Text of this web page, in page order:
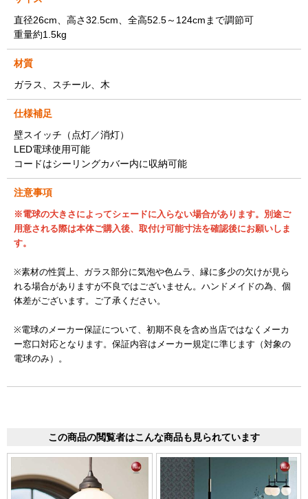
直径26cm、高さ32.5cm、全高52.5～124cmまで調節可
重量約1.5kg
材質
ガラス、スチール、木
仕様補足
壁スイッチ（点灯／消灯）
LED電球使用可能
コードはシーリングカバー内に収納可能
注意事項
※電球の大きさによってシェードに入らない場合があります。別途ご
用意される際は本体ご購入後、取付け可能寸法を確認後にお願いしま
す。
※素材の性質上、ガラス部分に気泡や色ムラ、縁に多少の欠けが見ら
れる場合がありますが不良ではございません。ハンドメイドの為、個
体差がございます。ご了承ください。
※電球のメーカー保証について、初期不良を含め当店ではなくメーカ
ー窓口対応となります。保証内容はメーカー規定に準じます（対象の
電球のみ）。
この商品の閲覧者はこんな商品も見られています